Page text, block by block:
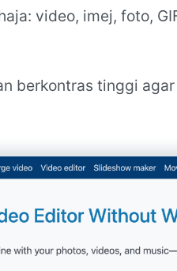
video, imej, foto,
berkontras tinggi